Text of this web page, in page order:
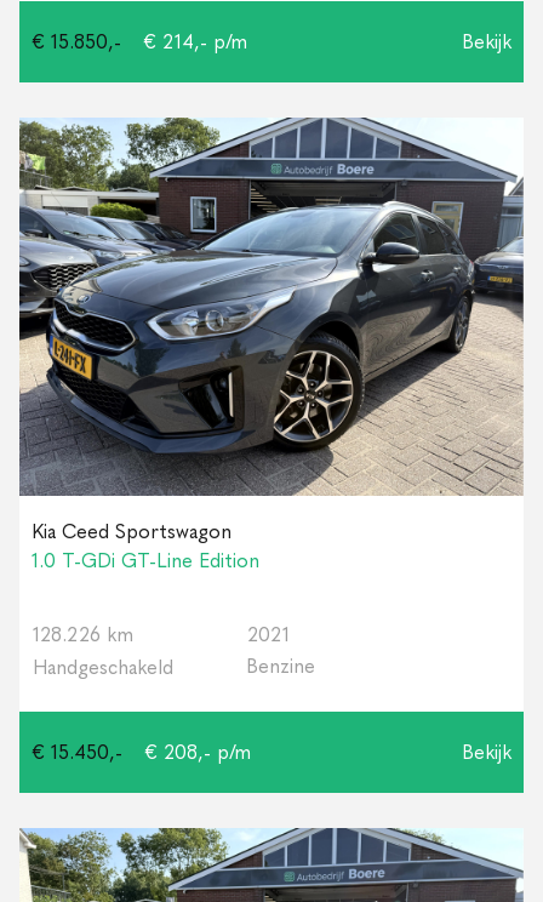
€ 15.850,- € 214,- p/m Bekijk
Kia Ceed Sportswagon
1.0 T-GDi GT-Line Edition
128.226 km
2021
Handgeschakeld
Benzine
€ 15.450,- € 208,- p/m Bekijk